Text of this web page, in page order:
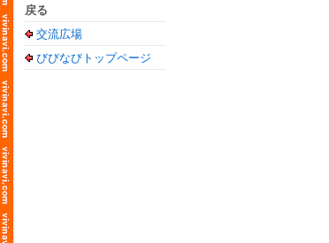
戻る
交流広場
びびなびトップページ